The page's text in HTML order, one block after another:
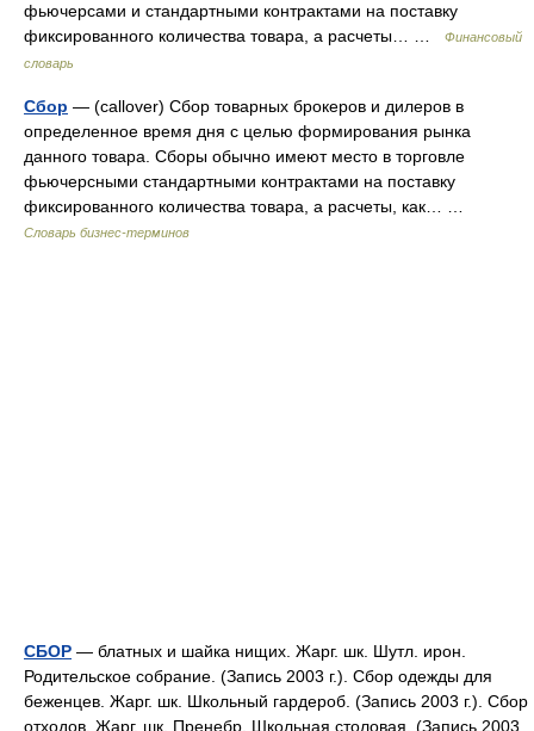
фьючерсами и стандартными контрактами на поставку
фиксированного количества товара, а расчеты… …
Финансовый
словарь
Сбор — (callover) Сбор товарных брокеров и дилеров в
определенное время дня с целью формирования рынка
данного товара. Сборы обычно имеют место в торговле
фьючерсными стандартными контрактами на поставку
фиксированного количества товара, а расчеты, как… …
Словарь бизнес-терминов
СБОР — блатных и шайка нищих. Жарг. шк. Шутл. ирон.
Родительское собрание. (Запись 2003 г.). Сбор одежды для
беженцев. Жарг. шк. Школьный гардероб. (Запись 2003 г.). Сбор
отходов. Жарг. шк. Пренебр. Школьная столовая. (Запись 2003